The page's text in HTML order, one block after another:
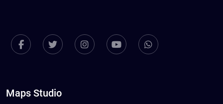
Maps Studio